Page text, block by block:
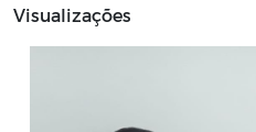
Visualizações